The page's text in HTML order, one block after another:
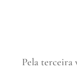
Pela terceira